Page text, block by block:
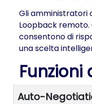
Gli amministratori
Loopback remoto.
consentono di
una scelta
Auto-